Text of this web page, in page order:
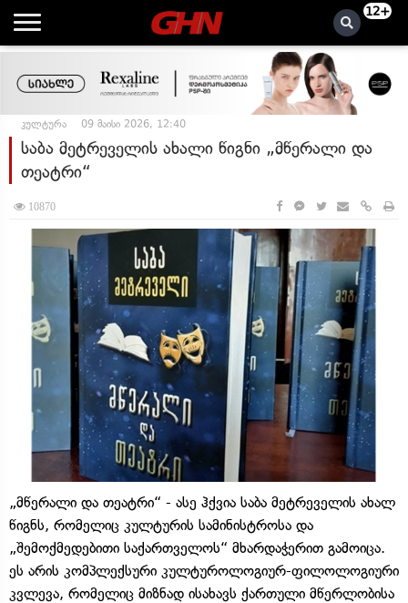
12+
კულტურა 09 მაისი 2026, 12:40
საბა მეტრეველის ახალი წიგნი „მწერალი და
თეატრი“
10870
„მწერალი და თეატრი“ - ასე ჰქვია საბა მეტრეველის ახალ
წიგნს, რომელიც კულტურის სამინისტროსა და
„შემოქმედებითი საქართველოს“ მხარდაჭერით გამოიცა.
ეს არის კომპლექსური კულტუროლოგიურ-ფილოლოგიური
კვლევა, რომელიც მიზნად ისახავს ქართული მწერლობისა